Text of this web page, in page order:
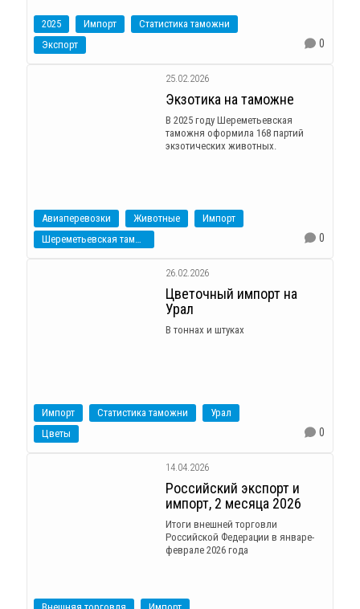
2025 Импорт
Статистика таможни
Экспорт
0
25.02.2026
Экзотика на таможне
В 2025 году Шереметьевская
таможня оформила 168 партий
экзотических животных.
Авиаперевозки Животные
Импорт
Шереметьевская таможня
0
26.02.2026
Цветочный импорт на
Урал
В тоннах и штуках
Импорт Статистика таможни
Урал
Цветы
0
14.04.2026
Российский экспорт и
импорт, 2 месяца 2026
Итоги внешней торговли
Российской Федерации в январе-
феврале 2026 года